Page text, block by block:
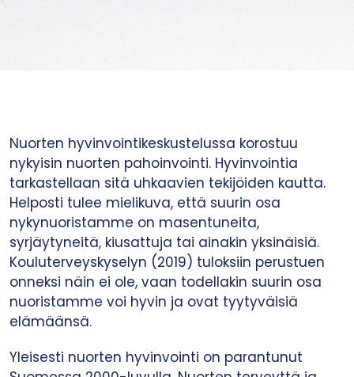
Nuorten hyvinvointikeskustelussa korostuu
nykyisin nuorten pahoinvointi. Hyvinvointia
tarkastellaan sitä uhkaavien tekijöiden kautta.
Helposti tulee mielikuva, että suurin osa
nykynuoristamme on masentuneita,
syrjäytyneitä, kiusattuja tai ainakin yksinäisiä.
Kouluterveyskyselyn (2019) tuloksiin perustuen
onneksi näin ei ole, vaan todellakin suurin osa
nuoristamme voi hyvin ja ovat tyytyväisiä
elämäänsä.
Yleisesti nuorten hyvinvointi on parantunut